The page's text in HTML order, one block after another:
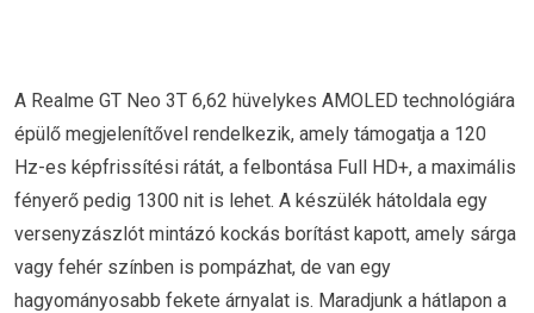
A Realme GT Neo 3T 6,62 hüvelykes AMOLED technológiára
épülő megjelenítővel rendelkezik, amely támogatja a 120
Hz-es képfrissítési rátát, a felbontása Full HD+, a maximális
fényerő pedig 1300 nit is lehet. A készülék hátoldala egy
versenyzászlót mintázó kockás borítást kapott, amely sárga
vagy fehér színben is pompázhat, de van egy
hagyományosabb fekete árnyalat is. Maradjunk a hátlapon a